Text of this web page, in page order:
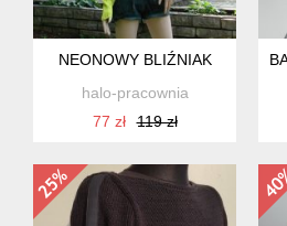
NEONOWY BLIŹNIAK
halo-pracownia
77 zł
119 zł